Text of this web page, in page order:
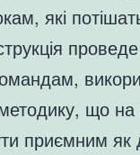
які
що
приємним як